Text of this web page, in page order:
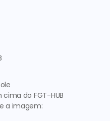
do FGT-HUB
a imagem: